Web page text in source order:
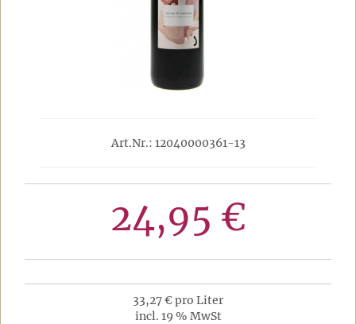
Art.Nr.: 12040000361-13
24,95 €
33,27 € pro Liter
incl. 19 % MwSt